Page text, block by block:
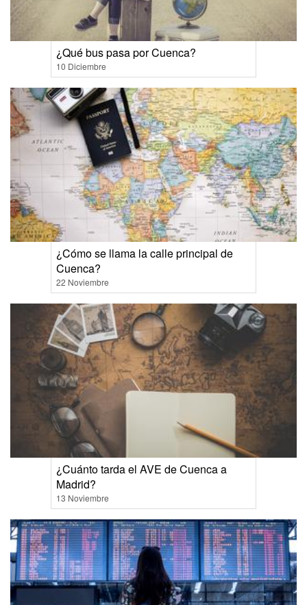
¿Qué bus pasa por Cuenca?
10 Diciembre
¿Cómo se llama la calle principal de
Cuenca?
22 Noviembre
¿Cuánto tarda el AVE de Cuenca a
Madrid?
13 Noviembre